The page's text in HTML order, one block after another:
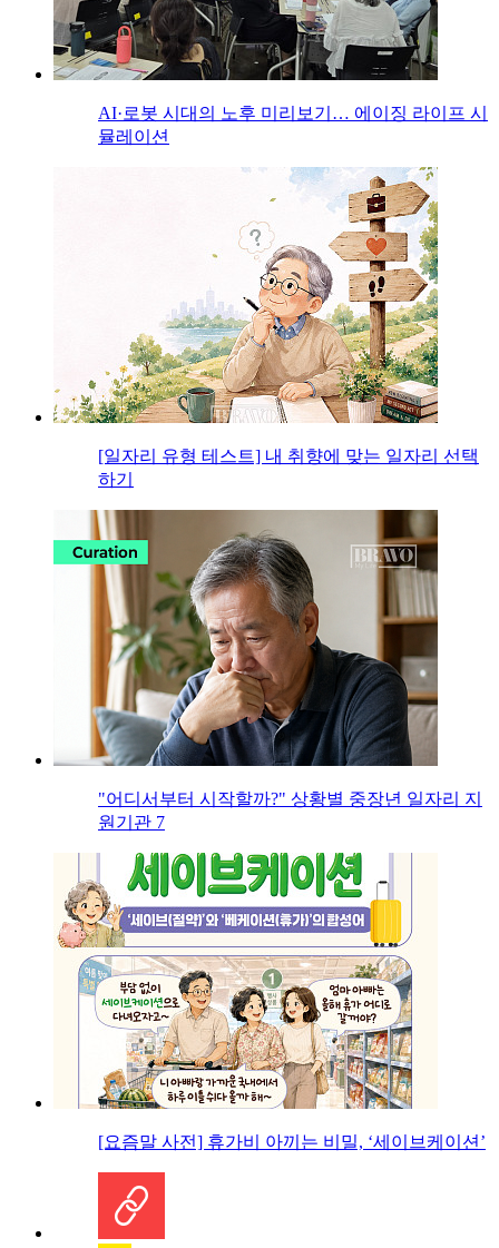
AI·로봇 시대의 노후 미리보기… 에이징 라이프 시
뮬레이션
[일자리 유형 테스트] 내 취향에 맞는 일자리 선택
하기
"어디서부터 시작할까?" 상황별 중장년 일자리 지
원기관 7
[요즘말 사전] 휴가비 아끼는 비밀, ‘세이브케이션’